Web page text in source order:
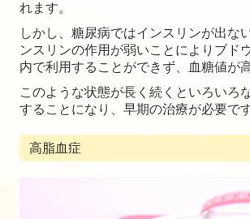
れます。
しかし、糖尿病ではインスリンが出な
ンスリンの作用が弱いことによりブド
内で利用することができず、血糖値が
このような状態が長く続くといろいろ
することになり、早期の治療が必要です
高脂血症